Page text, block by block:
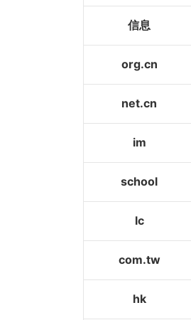
信息
org.cn
net.cn
im
school
lc
com.tw
hk